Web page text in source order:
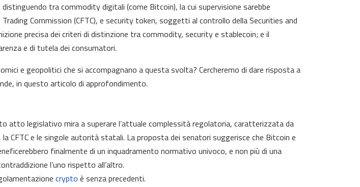
tra commodity digitali (come Bitcoin), la cui supervisione sarebbe
Commission (CFTC), e security token, soggetti al controllo della Securities and
precisa dei criteri di distinzione tra commodity, security e stablecoin; e il
e di tutela dei consumatori.
e geopolitici che si accompagnano a questa svolta? Cercheremo di dare risposta a
in questo articolo di approfondimento.
atto legislativo mira a superare l’attuale complessità regolatoria, caratterizzata da
CFTC e le singole autorità statali. La proposta dei senatori suggerisce che Bitcoin e
finalmente di un inquadramento normativo univoco, e non più di una
l’uno rispetto all’altro.
crypto è senza precedenti.